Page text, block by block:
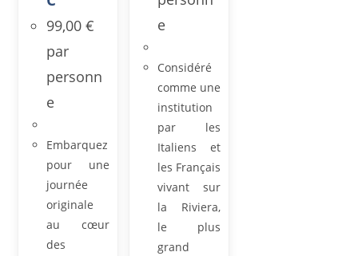
99,00€
par
personn
e
Embarquez
pour une
journée
originale
au cœur
des
e
Considéré
comme une
institution
par les
Italiens et
les Français
vivant sur
la Riviera,
le plus
grand